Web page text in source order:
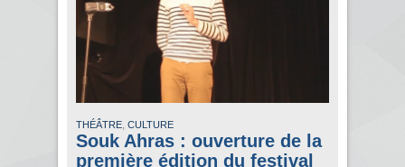
THÉÂTRE, CULTURE
Souk Ahras : ouverture de la
première édition du festival